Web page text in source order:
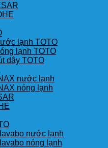
lạnh TOTO
lạnh TOTO
dây TOTO
nước lạnh
nóng lạnh
nước lạnh
nóng lạnh